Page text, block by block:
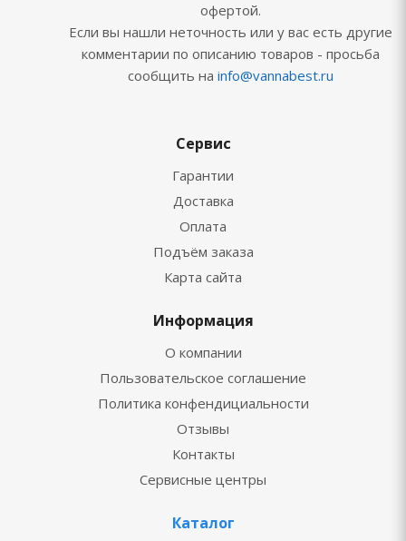
офертой.
Если вы нашли неточность или у вас есть другие
комментарии по описанию товаров - просьба
сообщить на info@vannabest.ru
Сервис
Гарантии
Доставка
Оплата
Подъём заказа
Карта сайта
Информация
О компании
Пользовательское соглашение
Политика конфендициальности
Отзывы
Контакты
Сервисные центры
Каталог